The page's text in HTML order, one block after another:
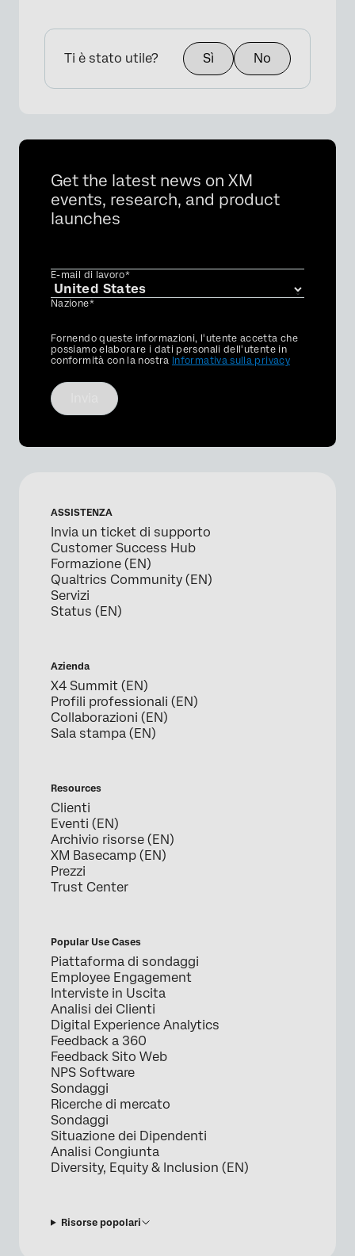
Ti è stato utile? Sì No
Get the latest news on XM
events, research, and product
launches
E-mail di lavoro*
Nazione*
Privacy
Optin
Fornendo queste informazioni, l'utente accetta che
possiamo elaborare i dati personali dell'utente in
conformità con la nostra Informativa sulla privacy
ASSISTENZA
Invia un ticket di supporto
Customer Success Hub
Formazione (EN)
Qualtrics Community (EN)
Servizi
Status (EN)
Azienda
X4 Summit (EN)
Profili professionali (EN)
Collaborazioni (EN)
Sala stampa (EN)
Resources
Clienti
Eventi (EN)
Archivio risorse (EN)
XM Basecamp (EN)
Prezzi
Trust Center
Popular Use Cases
Piattaforma di sondaggi
Employee Engagement
Interviste in Uscita
Analisi dei Clienti
Digital Experience Analytics
Feedback a 360
Feedback Sito Web
NPS Software
Sondaggi
Ricerche di mercato
Sondaggi
Situazione dei Dipendenti
Analisi Congiunta
Diversity, Equity & Inclusion (EN)
Risorse popolari